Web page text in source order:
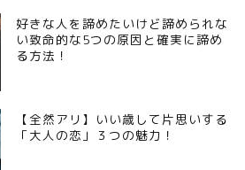
好きな人を諦めたいけど諦められな
い致命的な5つの原因と確実に諦め
る方法！
【全然アリ】いい歳して片思いする
「大人の恋」３つの魅力！